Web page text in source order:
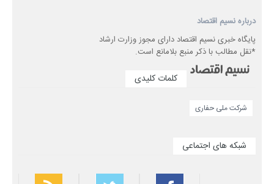
درباره نسیم اقتصاد
پایگاه خبری نسیم اقتصاد دارای مجوز وزارت ارشاد
*نقل مطالب با ذکر منبع بلامانع است.
کلمات کلیدی
شركت ملی حفاری
شبکه های اجتماعی